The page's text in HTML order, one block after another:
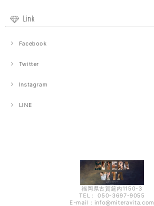
Link
Facebook
Twitter
Instagram
LINE
福岡県古賀筵内1150-3
TEL： 050-3697-9055
E-mail： info@miteravita.com